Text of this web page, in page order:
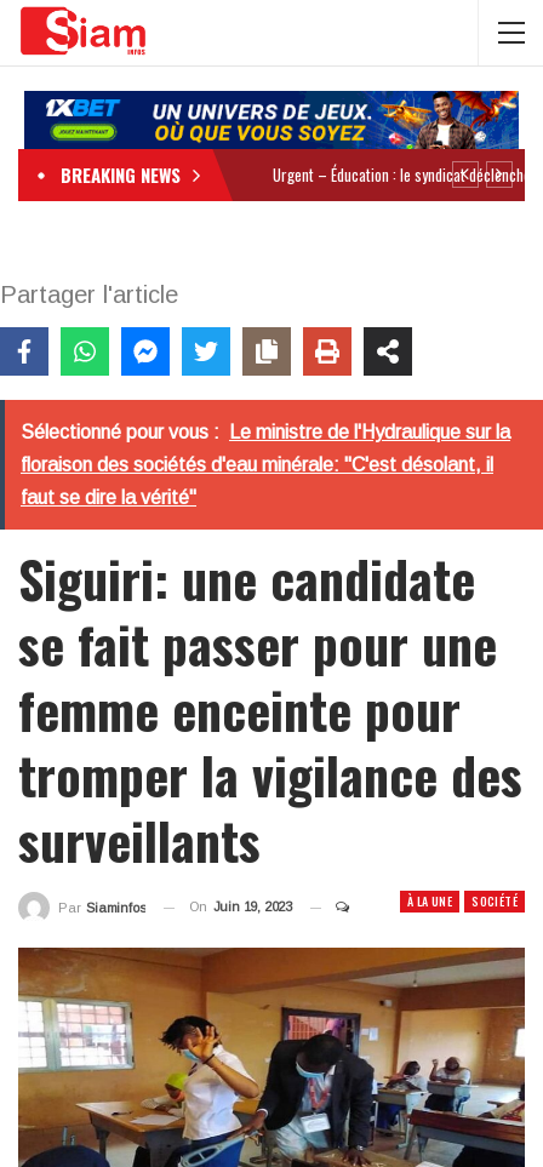
BREAKING NEWS
Partager l'article
Sélectionné pour vous :
Le ministre de l'Hydraulique sur la
floraison des sociétés d'eau minérale: "C'est désolant, il
faut se dire la vérité"
Siguiri: une candidate
se fait passer pour une
femme enceinte pour
tromper la vigilance des
surveillants
À LA UNE SOCIÉTÉ
Par Siaminfos On Juin 19, 2023